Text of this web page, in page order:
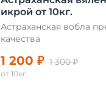
икрой от 10кг.
Астраханская вобла
качества
1 200 ₽ 1 300 ₽
от 10кг